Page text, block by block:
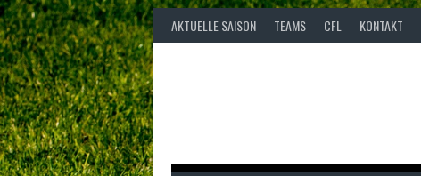
AKTUELLE SAISON TEAMS CFL KONTAKT